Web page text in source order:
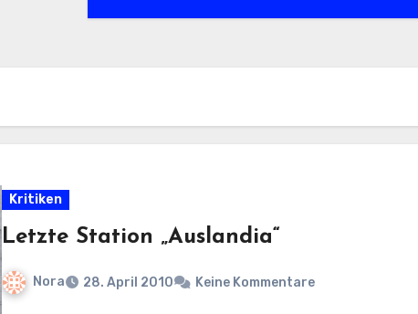
Kritiken
Letzte Station „Auslandia“
Nora 28. April 2010 Keine Kommentare